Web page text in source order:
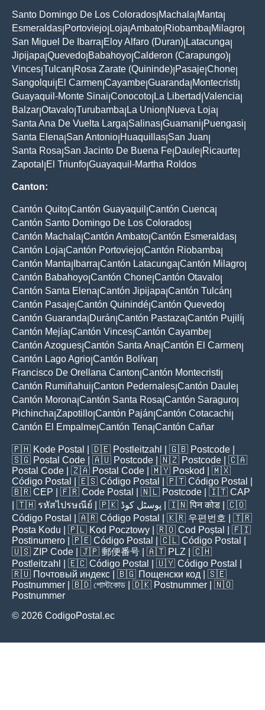
Santo Domingo De Los Colorados Machala Manta
Esmeraldas Portoviejo Loja Ambato Riobamba Milagro
San Miguel De Ibarra Eloy Alfaro (Duran) Latacunga
Jipijapa Quevedo Babahoyo Calderon (Carapungo)
Vinces Tulcan Rosa Zarate (Quininde) Pasaje Chone
Sangolqui El Carmen Cayambe Guaranda Montecristi
Guayaquil-Monte Sinai Conocoto La Libertad Valencia
Balzar Otavalo Turubamba La Union Nueva Loja
Santa Ana De Vuelta Larga Salinas Guamani Puengasi
Santa Elena San Antonio Huaquillas San Juan
Santa Rosa San Jacinto De Buena Fe Daule Ricaurte
Zapotal
El Triunfo Guayaquil-Martha Roldos
Canton:
Cantón Quito Cantón Guayaquil Cantón Cuenca
Cantón Santo Domingo De Los Colorados
Cantón Machala Cantón Ambato Cantón Esmeraldas
Cantón Loja Cantón Portoviejo Cantón Riobamba
Cantón Manta
Ibarra Cantón Latacunga Cantón Milagro
Cantón Babahoyo Cantón Chone Cantón Otavalo
Cantón Santa Elena Cantón Jipijapa Cantón Tulcán
Cantón Pasaje Cantón Quinindé Cantón Quevedo
Cantón Guaranda Durán Cantón Pastaza Cantón Pujilí
Cantón Mejía Cantón Vinces Cantón Cayambe
Cantón Azogues Cantón Santa Ana Cantón El Carmen
Cantón Lago Agrio Cantón Bolívar
Francisco De Orellana Canton Cantón Montecristi
Cantón Rumiñahui Canton Pedernales Cantón Daule
Cantón Morona Cantón Santa Rosa Cantón Saraguro
Pichincha Zapotillo Cantón Paján Cantón Cotacachi
Cantón El Empalme Cantón Tena Cantón Cañar
🇵🇭 Kode Postal | 🇩🇪 Postleitzahl | 🇬🇧 Postcode
🇸🇬 Postal Code | 🇦🇺 Postcode | 🇳🇿 Postcode | 🇨🇦
Postal Code | 🇿🇦 Postal Code | 🇲🇾 Poskod
| 🇲🇽
Código Postal
| 🇪🇸 Código Postal | 🇵🇹 Código Postal
🇧🇷 CEP | 🇫🇷 Code Postal | 🇳🇱 Postcode | 🇮🇹 CAP
| 🇹🇭 รหัสไปรษณีย์ | 🇵🇰 پوسٹل کوڈ | 🇮🇳पिन कोड | 🇨🇴
Código Postal
| 🇦🇷 Código Postal | 🇰🇷 우편번호
| 🇹🇷
Posta Kodu | 🇵🇱 Kod Pocztowy | 🇷🇴 Cod Poștal
| 🇫🇮
Postinumero | 🇵🇪 Código Postal | 🇨🇱 Código Postal
🇺🇸 ZIP Code | 🇯🇵 郵便番号 | 🇦🇹 PLZ | 🇨🇭
Postleitzahl
| 🇪🇨 Código Postal | 🇺🇾 Código Postal
🇷🇺 Почтовый индекс | 🇧🇬 Пощенски код | 🇸🇪
Postnummer | 🇧🇩 পোস্টকোড | 🇩🇰 Postnummer | 🇳🇴
Postnummer
© 2026 CodigoPostal.ec